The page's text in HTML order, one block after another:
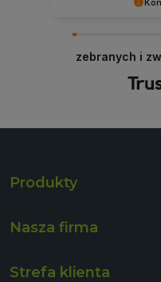
oczekiwania.
zebranych i
Produkty
Nasza firma
Strefa klienta